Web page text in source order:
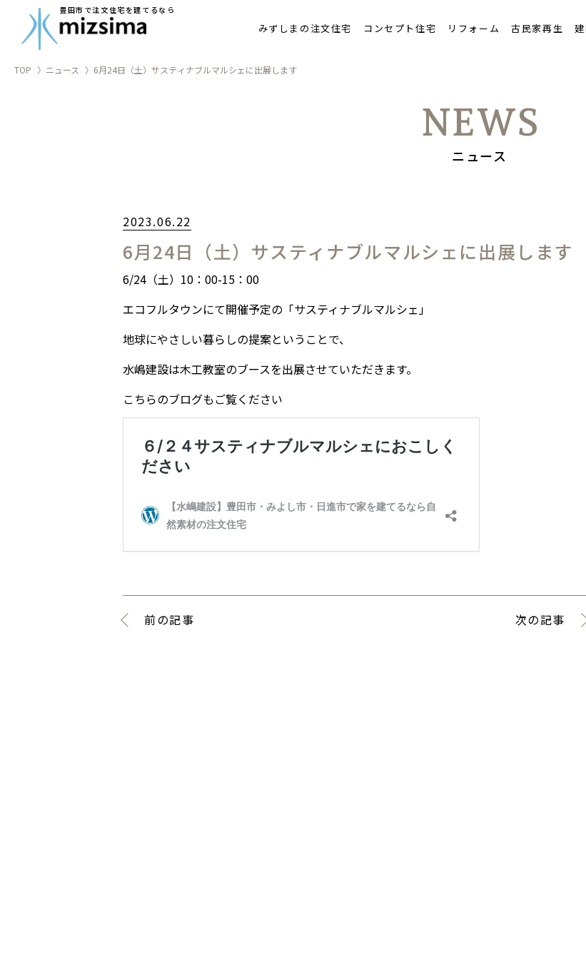
豊田市で注文住宅を建てるなら
みずしまの注文住宅
家づくりの流れ コンセプト住宅 リフォーム 古民家再生
TOP ニュース 6月24日（土）サスティナブルマルシェに出展します
NEWS
ニュース
2023.06.22
6月24日（土）サスティナブルマルシェに出展します
6/24（土）10：00-15：00
エコフルタウンにて開催予定の「サスティナブルマルシェ」
地球にやさしい暮らしの提案ということで、
水嶋建設は木工教室のブースを出展させていただきます。
こちらのブログもご覧ください
前の記事 次の記事